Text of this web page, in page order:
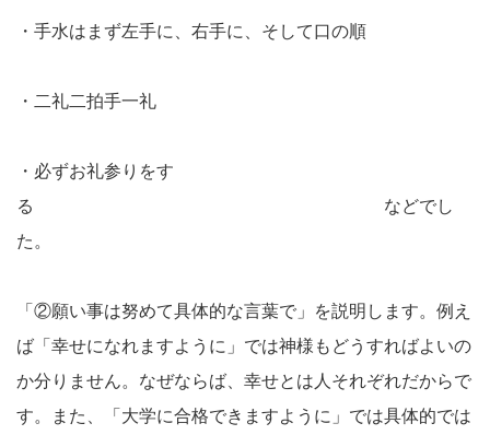
・手水はまず左手に、右手に、そして口の順
・二礼二拍手一礼
・必ずお礼参りをす
る などでし
た。
「②願い事は努めて具体的な言葉で」を説明します。例え
ば「幸せになれますように」では神様もどうすればよいの
か分りません。なぜならば、幸せとは人それぞれだからで
す。また、「大学に合格できますように」では具体的では